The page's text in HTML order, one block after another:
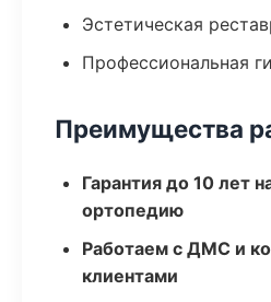
Эстетическая
Профессиональная
Преимущества
Гарантия до 10 лет
ортопедию
Работаем с ДМС и
клиентами